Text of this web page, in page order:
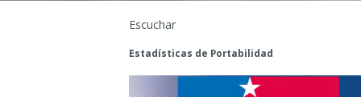
Escuchar
Estadísticas de Portabilidad